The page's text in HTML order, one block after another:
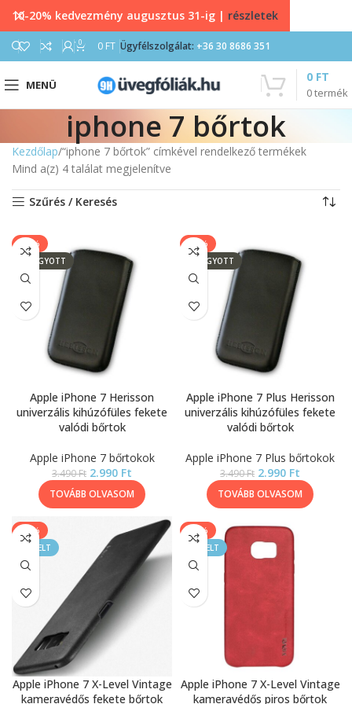
0 0 FT Ügyfélszolgálat: +36 30 8686 351
MENÜ
0termék
0 FT
iphone 7 bőrtok
Kezdőlap “iphone 7 bőrtok” címkével rendelkező termékek
Mind a(z) 4 találat megjelenítve
Szűrés / Keresés
-14%
ELFOGYOTT
Apple iPhone 7 Herisson
univerzális kihúzófüles fekete
valódi bőrtok
Apple iPhone 7 bőrtokok
3.490Ft 2.990 Ft
TOVÁBB OLVASOM
-14%
ELFOGYOTT
Apple iPhone 7 Plus Herisson
univerzális kihúzófüles fekete
valódi bőrtok
Apple iPhone 7 Plus bőrtokok
3.490Ft 2.990 Ft
TOVÁBB OLVASOM
-13%
KIEMELT
Apple iPhone 7 X-Level Vintage
kameravédős fekete bőrtok
-13%
KIEMELT
Apple iPhone 7 X-Level Vintage
kameravédős piros bőrtok
10-20% kedvezmény augusztus 31-ig | részletek